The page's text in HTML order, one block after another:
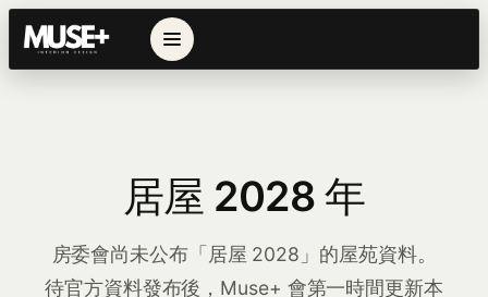
居屋 2028 年
房委會尚未公布「居屋 2028」的屋苑資料。
待官方資料發布後，Muse+ 會第一時間更新本